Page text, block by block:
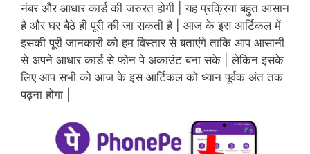
नंबर और आधार कार्ड की जरुरत होगी | यह प्रक्रिया बहुत आसान
है और घर बैठे ही पूरी की जा सकती है | आज के इस आर्टिकल में
इसकी पूरी जानकारी को हम विस्तार से बताएंगे ताकि आप आसानी
से अपने आधार कार्ड से फ़ोन पे अकाउंट बना सके | लेकिन इसके
लिए आप सभी को आज के इस आर्टिकल को ध्यान पूर्वक अंत तक
पढ़ना होगा |